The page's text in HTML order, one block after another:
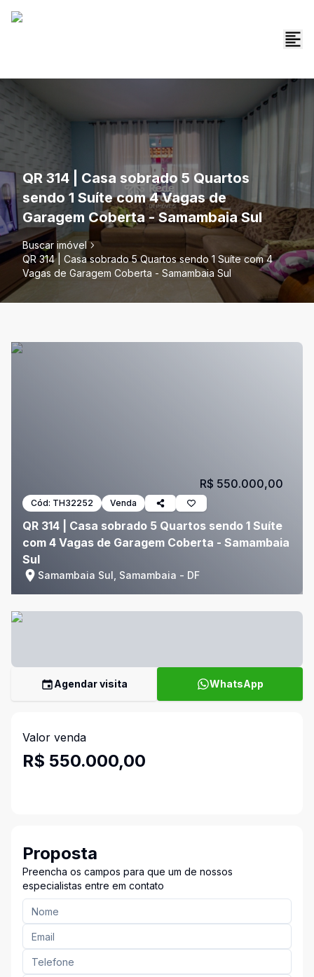
QR 314 | Casa sobrado 5 Quartos
sendo 1 Suíte com 4 Vagas de
Garagem Coberta - Samambaia Sul
Buscar imóvel
QR 314 | Casa sobrado 5 Quartos sendo 1 Suíte com 4
Vagas de Garagem Coberta - Samambaia Sul
Cód: TH32252 Venda
QR 314 | Casa sobrado 5 Quartos sendo 1 Suíte
com 4 Vagas de Garagem Coberta - Samambaia
Sul
Samambaia Sul, Samambaia - DF
R$ 550.000,00
Agendar visita WhatsApp
Valor venda
R$ 550.000,00
Proposta
Preencha os campos para que um de nossos
especialistas entre em contato